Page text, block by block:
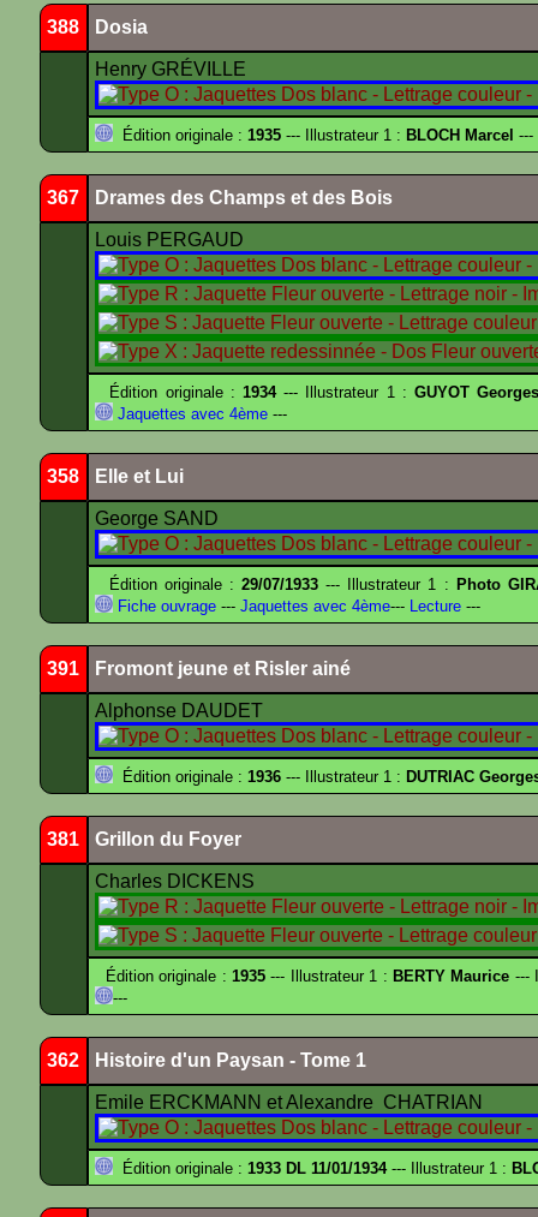
388 Dosia
Henry GRÉVILLE
Édition originale : 1935 --- Illustrateur 1 : BLOCH Marcel ---
367 Drames des Champs et des Bois
Louis PERGAUD
Édition originale : 1934--- Illustrateur 1 : GUYOT
Jaquettes avec 4ème ---
358 Elle et Lui
George SAND
Édition originale :29/07/1933 --- Illustrateur 1 : Photo
Fiche ouvrage --- Jaquettes avec 4ème--- Lecture ---
391 Fromont jeune et Risler ainé
Alphonse DAUDET
Édition originale : 1936 --- Illustrateur 1 : DUTRIAC
381 Grillon du Foyer
Charles DICKENS
Édition originale : 1935--- Illustrateur 1 : BERTY Maurice ---
---
362 Histoire d'un Paysan - Tome 1
Emile ERCKMANN et Alexandre CHATRIAN
Édition originale : 1933 DL 11/01/1934--- Illustrateur 1 :